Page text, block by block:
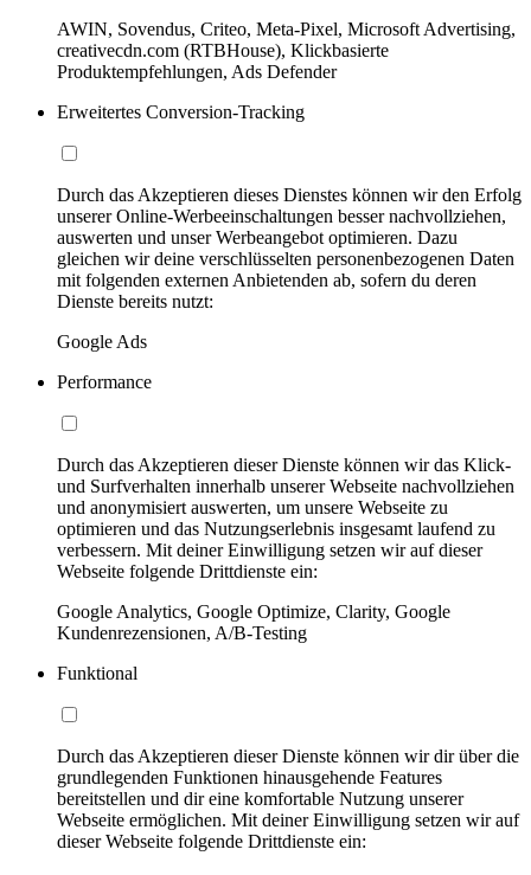
AWIN, Sovendus, Criteo, Meta-Pixel, Microsoft Advertising,
creativecdn.com (RTBHouse), Klickbasierte
Produktempfehlungen, Ads Defender
Erweitertes Conversion-Tracking
Durch das Akzeptieren dieses Dienstes können wir den Erfolg
unserer Online-Werbeeinschaltungen besser nachvollziehen,
auswerten und unser Werbeangebot optimieren. Dazu
gleichen wir deine verschlüsselten personenbezogenen Daten
mit folgenden externen Anbietenden ab, sofern du deren
Dienste bereits nutzt:
Google Ads
Performance
Durch das Akzeptieren dieser Dienste können wir das Klick-
und Surfverhalten innerhalb unserer Webseite nachvollziehen
und anonymisiert auswerten, um unsere Webseite zu
optimieren und das Nutzungserlebnis insgesamt laufend zu
verbessern. Mit deiner Einwilligung setzen wir auf dieser
Webseite folgende Drittdienste ein:
Google Analytics, Google Optimize, Clarity, Google
Kundenrezensionen, A/B-Testing
Funktional
Durch das Akzeptieren dieser Dienste können wir dir über die
grundlegenden Funktionen hinausgehende Features
bereitstellen und dir eine komfortable Nutzung unserer
Webseite ermöglichen. Mit deiner Einwilligung setzen wir auf
dieser Webseite folgende Drittdienste ein: